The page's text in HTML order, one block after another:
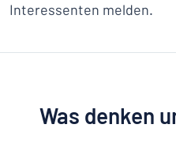
Interessenten melden.
Was denken